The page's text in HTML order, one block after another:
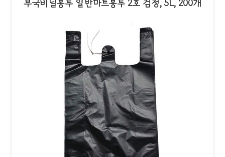
부국비닐봉투 일반마트봉투 2호 검정, 5L, 200개